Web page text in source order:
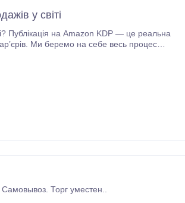
у світі
Публікація на Amazon KDP — це реальна
процес
библиотеки. Продам недорого. Самовывоз. Торг уместен..